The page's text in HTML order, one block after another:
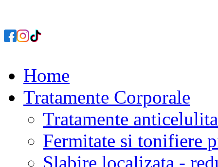
Home
Tratamente Corporale
Tratamente anticelulita
Fermitate si tonifiere
Slabire localizata -